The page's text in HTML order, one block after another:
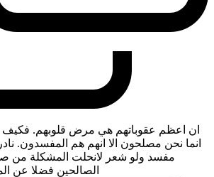
ان اعظم عقوباتهم هي مرض قلوبهم. فكيف
انما نحن مصلحون الا انهم هم المفسدون.
مفسد ولو شعر لانحلت المشكلة من
الصالحين فضلا عن